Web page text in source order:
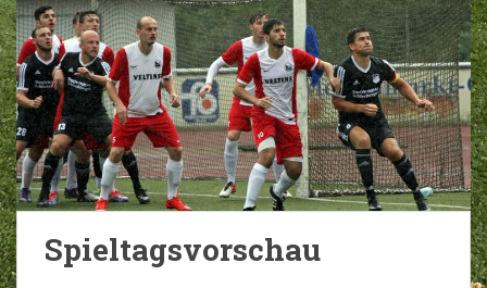
Spieltagsvorschau